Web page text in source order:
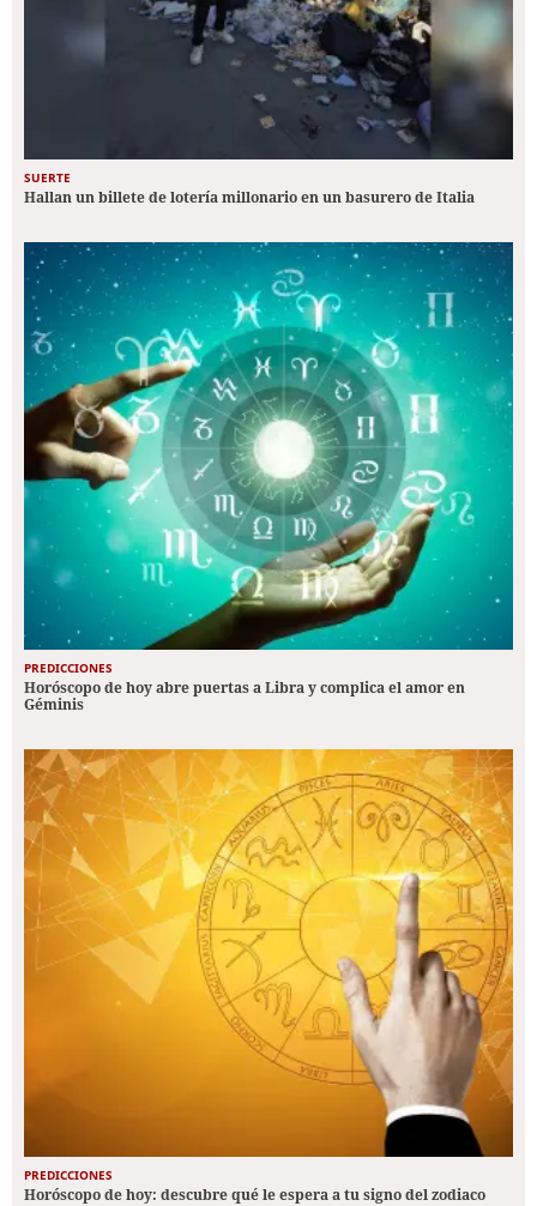
SUERTE
Hallan un billete de lotería millonario en un basurero de Italia
PREDICCIONES
Horóscopo de hoy abre puertas a Libra y complica el amor en
Géminis
PREDICCIONES
Horóscopo de hoy: descubre qué le espera a tu signo del zodiaco